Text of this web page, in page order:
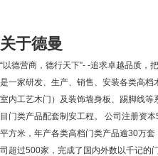
关于德曼
“以德营商，德行天下”- -追求卓越品质，
是一家研发、生产、销售、安装各类高
室内工艺木门）及装饰墙身板、踢脚线
目门类产品配套制安工程。 公司注册资
平方米，年产各类高档门类产品逾30万
司超过500家，完成了国内外数以千记的